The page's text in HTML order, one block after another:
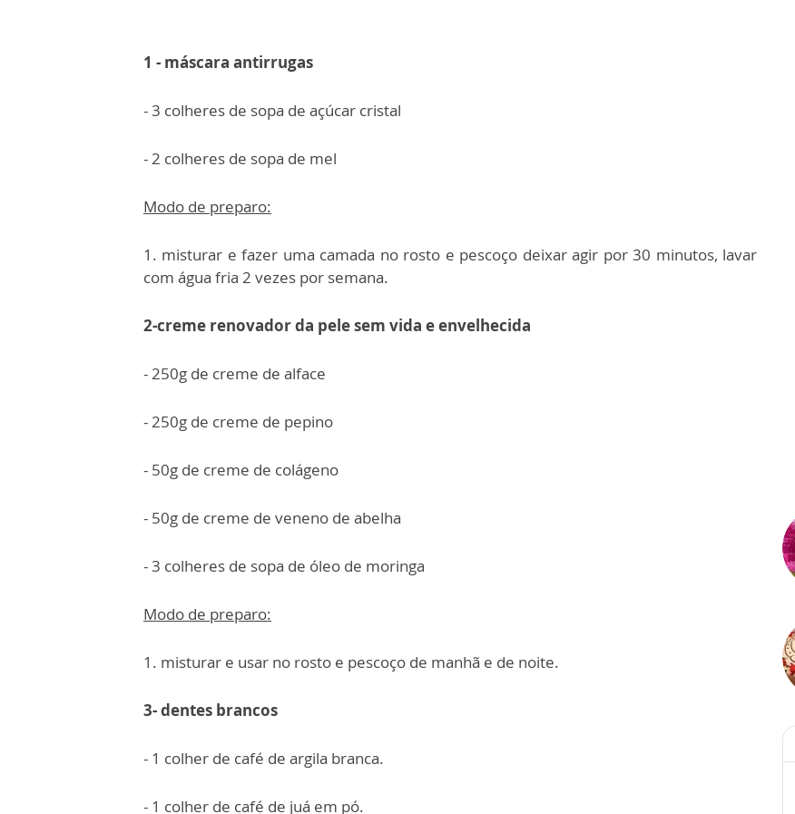
1 - máscara antirrugas
- 3 colheres de sopa de açúcar cristal
- 2 colheres de sopa de mel
Modo de preparo:
1. misturar e fazer uma camada no rosto e pescoço deixar agir por 30 minutos, lavar
com água fria 2 vezes por semana.
2-creme renovador da pele sem vida e envelhecida
- 250g de creme de alface
- 250g de creme de pepino
- 50g de creme de colágeno
- 50g de creme de veneno de abelha
- 3 colheres de sopa de óleo de moringa
Modo de preparo:
1. misturar e usar no rosto e pescoço de manhã e de noite.
3- dentes brancos
- 1 colher de café de argila branca.
- 1 colher de café de juá em pó.